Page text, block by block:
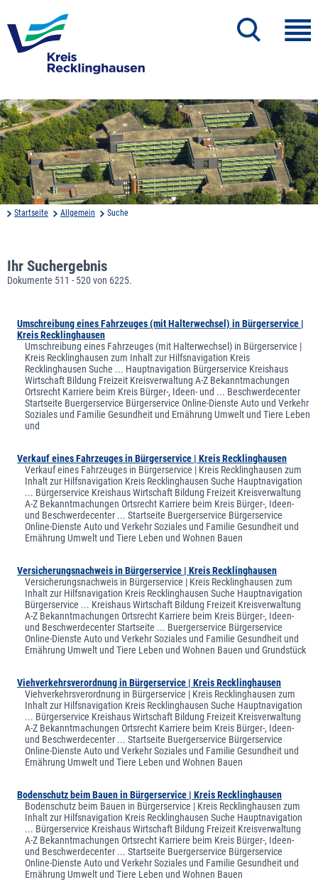
Startseite Allgemein Suche
Ihr Suchergebnis
Dokumente 511 - 520 von 6225.
Umschreibung eines Fahrzeuges (mit Halterwechsel) in Bürgerservice |
Kreis Recklinghausen
Umschreibung eines Fahrzeuges (mit Halterwechsel) in Bürgerservice |
Kreis Recklinghausen zum Inhalt zur Hilfsnavigation Kreis
Recklinghausen Suche ... Hauptnavigation Bürgerservice Kreishaus
Wirtschaft Bildung Freizeit Kreisverwaltung A-Z Bekanntmachungen
Ortsrecht Karriere beim Kreis Bürger-, Ideen- und ... Beschwerdecenter
Startseite Buergerservice Bürgerservice Online-Dienste Auto und Verkehr
Soziales und Familie Gesundheit und Ernährung Umwelt und Tiere Leben
und
Verkauf eines Fahrzeuges in Bürgerservice | Kreis Recklinghausen
Verkauf eines Fahrzeuges in Bürgerservice | Kreis Recklinghausen zum
Inhalt zur Hilfsnavigation Kreis Recklinghausen Suche Hauptnavigation
... Bürgerservice Kreishaus Wirtschaft Bildung Freizeit Kreisverwaltung
A-Z Bekanntmachungen Ortsrecht Karriere beim Kreis Bürger-, Ideen-
und Beschwerdecenter ... Startseite Buergerservice Bürgerservice
Online-Dienste Auto und Verkehr Soziales und Familie Gesundheit und
Ernährung Umwelt und Tiere Leben und Wohnen Bauen
Versicherungsnachweis in Bürgerservice | Kreis Recklinghausen
Versicherungsnachweis in Bürgerservice | Kreis Recklinghausen zum
Inhalt zur Hilfsnavigation Kreis Recklinghausen Suche Hauptnavigation
Bürgerservice ... Kreishaus Wirtschaft Bildung Freizeit Kreisverwaltung
A-Z Bekanntmachungen Ortsrecht Karriere beim Kreis Bürger-, Ideen-
und Beschwerdecenter Startseite ... Buergerservice Bürgerservice
Online-Dienste Auto und Verkehr Soziales und Familie Gesundheit und
Ernährung Umwelt und Tiere Leben und Wohnen Bauen und Grundstück
Viehverkehrsverordnung in Bürgerservice | Kreis Recklinghausen
Viehverkehrsverordnung in Bürgerservice | Kreis Recklinghausen zum
Inhalt zur Hilfsnavigation Kreis Recklinghausen Suche Hauptnavigation
... Bürgerservice Kreishaus Wirtschaft Bildung Freizeit Kreisverwaltung
A-Z Bekanntmachungen Ortsrecht Karriere beim Kreis Bürger-, Ideen-
und Beschwerdecenter ... Startseite Buergerservice Bürgerservice
Online-Dienste Auto und Verkehr Soziales und Familie Gesundheit und
Ernährung Umwelt und Tiere Leben und Wohnen Bauen
Bodenschutz beim Bauen in Bürgerservice | Kreis Recklinghausen
Bodenschutz beim Bauen in Bürgerservice | Kreis Recklinghausen zum
Inhalt zur Hilfsnavigation Kreis Recklinghausen Suche Hauptnavigation
... Bürgerservice Kreishaus Wirtschaft Bildung Freizeit Kreisverwaltung
A-Z Bekanntmachungen Ortsrecht Karriere beim Kreis Bürger-, Ideen-
und Beschwerdecenter ... Startseite Buergerservice Bürgerservice
Online-Dienste Auto und Verkehr Soziales und Familie Gesundheit und
Ernährung Umwelt und Tiere Leben und Wohnen Bauen